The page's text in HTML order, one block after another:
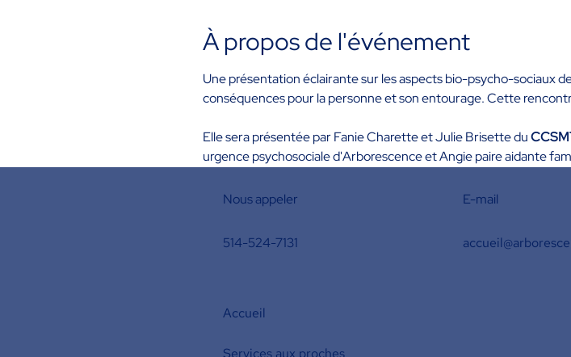
À propos de l'événement
Une présentation éclairante sur les aspects bio-psycho-sociaux
conséquences pour la personne et son entourage. Cette
Elle sera présentée par Fanie Charette et Julie Brisette du
urgence psychosociale d'Arborescence et Angie paire aidante
Nous appeler
514-524-7131
E-mail
Accueil
Services aux proches